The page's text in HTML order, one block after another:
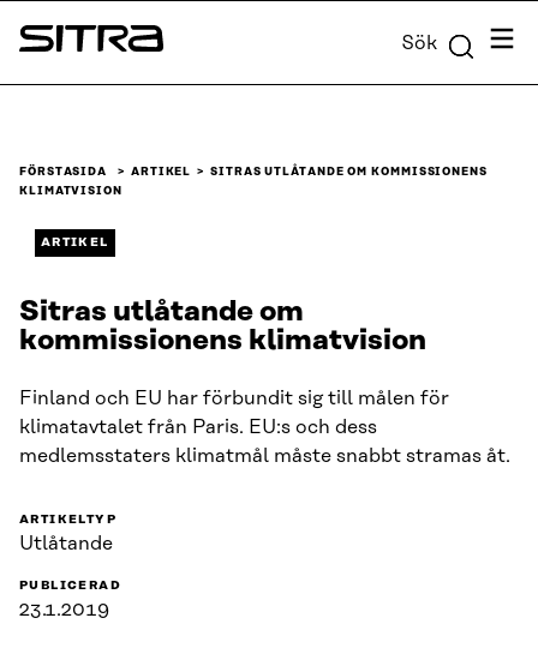
Skip to
content
Sitra Sök Meny
FÖRSTASIDA ARTIKEL
SITRAS UTLÅTANDE OM KOMMISSIONENS
KLIMATVISION
ARTIKEL
Sitras utlåtande om
kommissionens klimatvision
Finland och EU har förbundit sig till målen för
klimatavtalet från Paris. EU:s och dess
medlemsstaters klimatmål måste snabbt stramas åt.
ARTIKELTYP
Utlåtande
PUBLICERAD
23.1.2019